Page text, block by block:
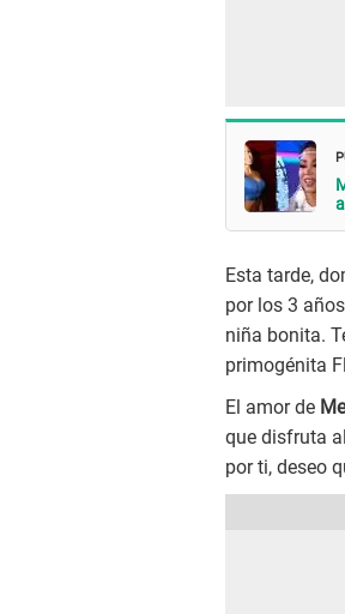
Esta tarde,
por los 3
niña bonita.
primogénita
El amor de
que disfruta
por ti, deseo